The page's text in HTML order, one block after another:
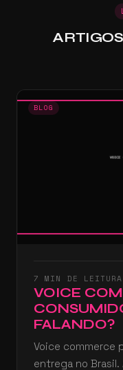
ARTIGOS
BLOG
7 MIN DE LEITURA
VOICE
FALANDO?
Voice commerce
entrega no